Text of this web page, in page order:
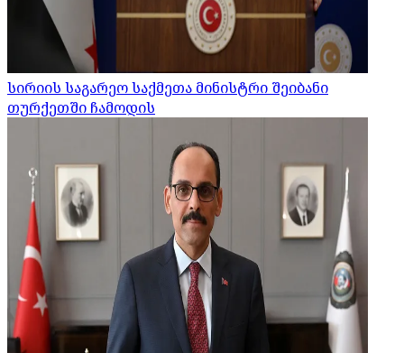
სირიის საგარეო საქმეთა მინისტრი შეიბანი
თურქეთში ჩამოდის